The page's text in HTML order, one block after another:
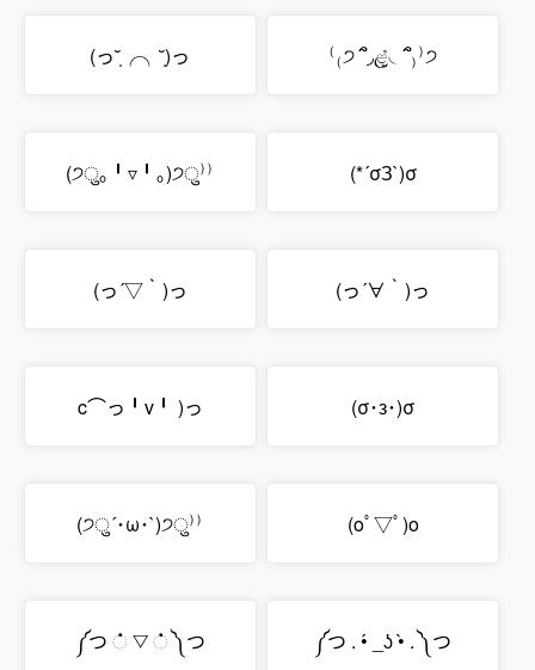
(っ˘̩╭╮˘̩)っ ⁽₍੭ ՞̑◞ළ̫̉◟՞̑₎⁾੭
(੭ु｡╹▿╹｡)੭ु⁾⁾ (*´σЗ`)σ
(っ´▽｀)っ (っ´∀｀)っ
c⌒っ╹v╹ )っ (σ･з･)σ
(੭ु´･ω･`)੭ु⁾⁾ (oﾟ▽ﾟ)o
༼つ ் ▽ ் ༽つ ༼つ . •́ _ʖ •̀ . ༽つ